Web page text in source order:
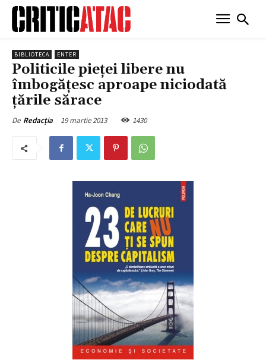
BIBLIOTECA ENTER
Politicile pieţei libere nu
îmbogăţesc aproape niciodată
ţările sărace
De Redacția 19 martie 2013 1430